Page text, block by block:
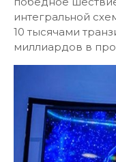
интегральной
10 тысячами
миллиардов в